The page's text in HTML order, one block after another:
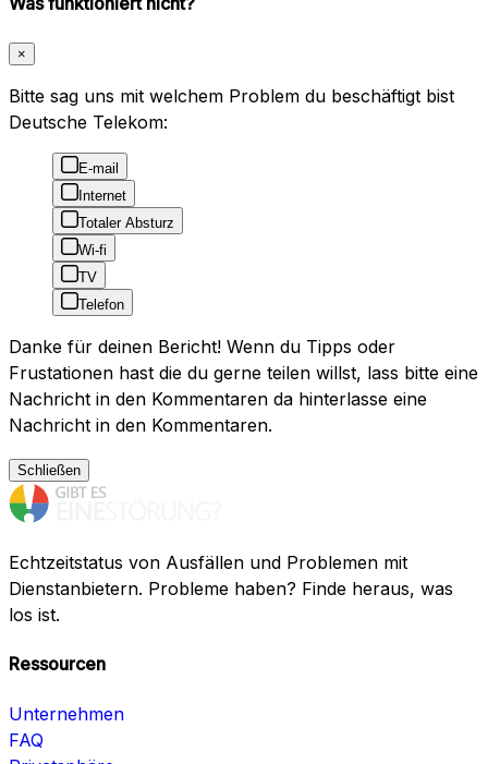
×
Bitte sag uns mit welchem Problem du beschäftigt bist
Deutsche Telekom:
E-mail
Internet
Totaler Absturz
Wi-fi
TV
Telefon
Danke für deinen Bericht! Wenn du Tipps oder
Frustationen hast die du gerne teilen willst, lass bitte eine
Nachricht in den Kommentaren da hinterlasse eine
Nachricht in den Kommentaren.
Schließen
Echtzeitstatus von Ausfällen und Problemen mit
Dienstanbietern. Probleme haben? Finde heraus, was
los ist.
Ressourcen
Unternehmen
FAQ